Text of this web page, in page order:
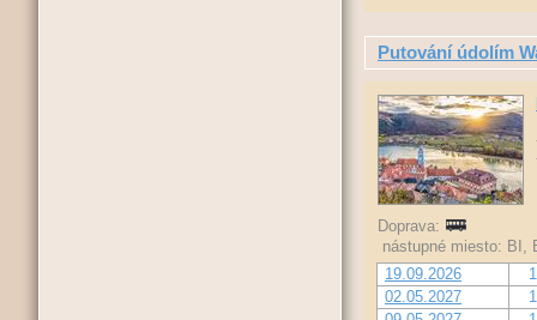
Putování údolím
Doprava:
nástupné miesto: BI,
19.09.2026
02.05.2027